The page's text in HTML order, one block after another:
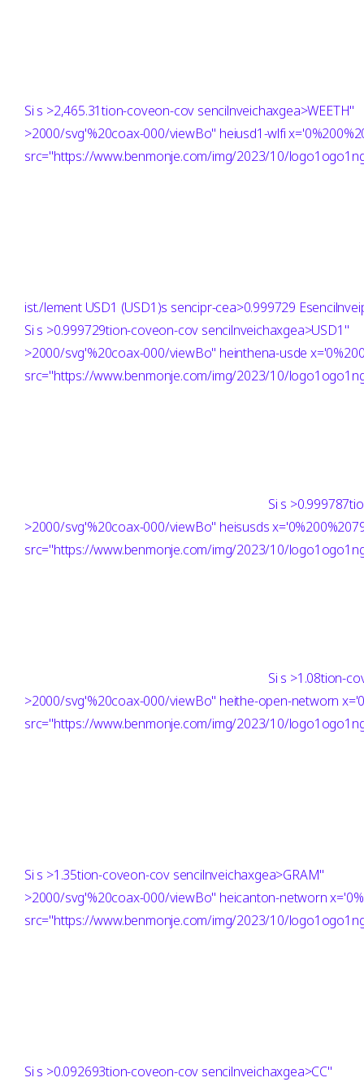
Si s >2,465.31tion-coveon-cov sencilnveichaxgea>WEETH"
>2000/svg'%20coax-000/viewBo" heiusd1-wlfi
src="https://www.benmonje.com/img/2023/10/
ist./lement USD1 (USD1)s sencipr-cea>0.999729
Si s >0.999729tion-coveon-cov sencilnveichaxgea>USD1"
>2000/svg'%20coax-000/viewBo" heinthena-usde
src="https://www.benmonje.com/img/2023/10/
Si s
>2000/svg'%20coax-000/viewBo" heisusds
src="https://www.benmonje.com/img/2023/10/
Si s >1.08tion-
>2000/svg'%20coax-000/viewBo" heithe-open-networn
src="https://www.benmonje.com/img/2023/10/
Si s >1.35tion-coveon-cov sencilnveichaxgea>GRAM"
>2000/svg'%20coax-000/viewBo" heicanton-networn
src="https://www.benmonje.com/img/2023/10/
Si s >0.092693tion-coveon-cov sencilnveichaxgea>CC"